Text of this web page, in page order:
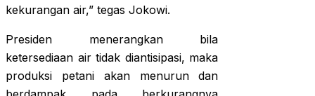
kekurangan air,” tegas Jokowi.
Presiden menerangkan bila
ketersediaan air tidak diantisipasi, maka
produksi petani akan menurun dan